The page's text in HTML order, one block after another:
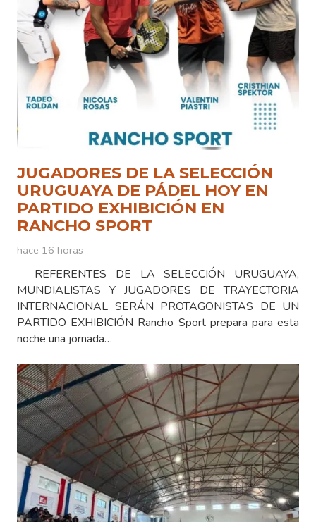
JUGADORES DE LA SELECCIÓN
URUGUAYA DE PÁDEL HOY EN
PARTIDO EXHIBICIÓN EN
RANCHO SPORT
hace 16 horas
REFERENTES DE LA SELECCIÓN URUGUAYA,
MUNDIALISTAS Y JUGADORES DE TRAYECTORIA
INTERNACIONAL SERÁN PROTAGONISTAS DE UN
PARTIDO EXHIBICIÓN Rancho Sport prepara para esta
noche una jornada…